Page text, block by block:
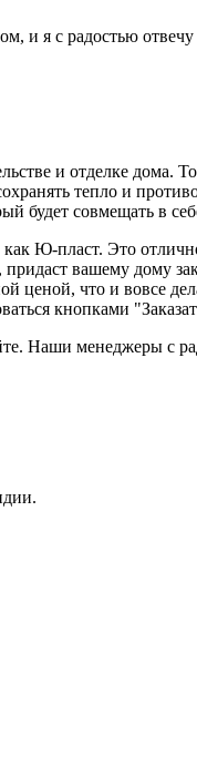
и я с радостью
и отделке дома.
тепло и
совмещать в
Ю-пласт. Это
вашему дому
ценой, что и вовсе
кнопками
Наши менеджеры с